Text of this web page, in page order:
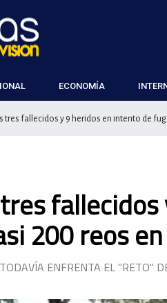
ECONOMÍA
tres fallecidos y 9 heridos en intento de
200 reos
ENFRENTA EL "RETO"